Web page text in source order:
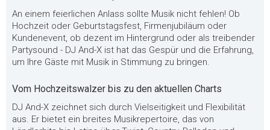
An einem feierlichen Anlass sollte Musik nicht fehlen! Ob
Hochzeit oder Geburtstagsfest, Firmenjubiläum oder
Kundenevent, ob dezent im Hintergrund oder als treibender
Partysound - DJ And-X ist hat das Gespür und die Erfahrung,
um Ihre Gäste mit Musik in Stimmung zu bringen.
Vom Hochzeitswalzer bis zu den aktuellen Charts
DJ And-X zeichnet sich durch Vielseitigkeit und Flexibilität
aus. Er bietet ein breites Musikrepertoire, das von